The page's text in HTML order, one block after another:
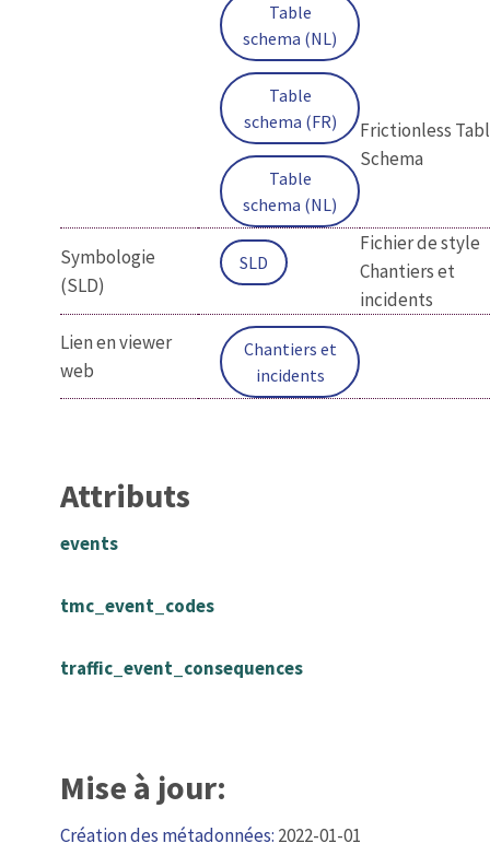
Table
schema (NL)
Table
schema (FR)
Table
schema (NL)
Frictionless
Schema
Symbologie
(SLD)
SLD
Fichier de style
Chantiers et
incidents
Lien en viewer
web
Chantiers et
incidents
Attributs
events
tmc_event_codes
traffic_event_consequences
Mise à jour:
Création des métadonnées: 2022-01-01